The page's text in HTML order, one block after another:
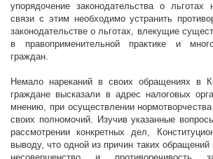
упорядочение законодательства о
связи с этим необходимо устранить
законодательстве о льготах, влекущие
в правоприменительной практике и
граждан.
Немало нареканий в своих обращениях в
граждане высказали в адрес налоговых
мнению, при осуществлении
своих полномочий. Изучив указанные
рассмотрении конкретных дел,
выводу, что одной из причин таких обращений